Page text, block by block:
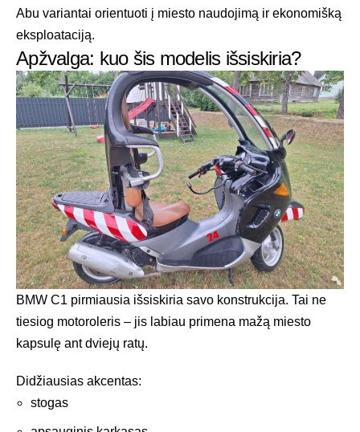
Abu variantai orientuoti į miesto naudojimą ir ekonomišką
eksploataciją.
Apžvalga: kuo šis modelis išsiskiria?
BMW C1 pirmiausia išsiskiria savo konstrukcija. Tai ne
tiesiog motoroleris – jis labiau primena mažą miesto
kapsulę ant dviejų ratų.
Didžiausias akcentas:
stogas